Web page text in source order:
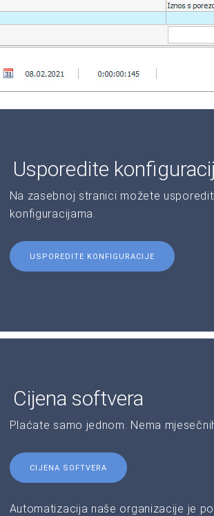
Usporedite
Na zasebnoj stranici možete
konfiguracijama.
USPOREDITE KONFIGURACIJE
Cijena softvera
Plaćate samo jednom. Nema
CIJENA SOFTVERA
Automatizacija naše organizacije je